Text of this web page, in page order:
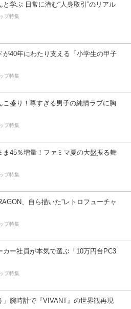
と学ぶ 日常に潜む“人身取引”のリアル
プ特集
が40年にわたり支える「小学生の甲子
プ特集
こ盛り！尊すぎる男子の純情ラブに胸
プ特集
ま45％増量！ファミマ夏の大盤振る舞
プ特集
、自ら描いた”レトロフューチャ
プ特集
カー社員が本気で選ぶ「10万円台PC3
プ特集
」腕時計で『VIVANT』の世界観再現